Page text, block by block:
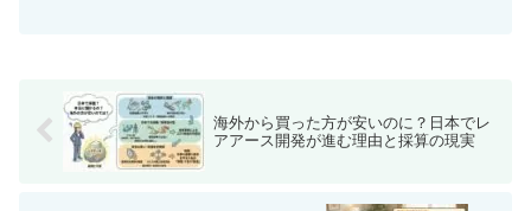
海外から買った方が安いのに？日本でレ
アアース開発が進む理由と採算の現実